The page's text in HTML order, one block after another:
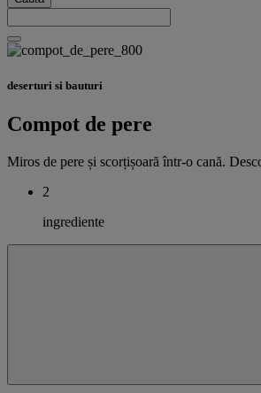
deserturi si bauturi
Compot de pere
Miros de pere și scorțișoară într-o cană.
2
ingrediente